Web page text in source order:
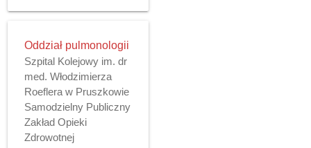
Oddział pulmonologii
Szpital Kolejowy im. dr
med. Włodzimierza
Roeflera w Pruszkowie
Samodzielny Publiczny
Zakład Opieki
Zdrowotnej